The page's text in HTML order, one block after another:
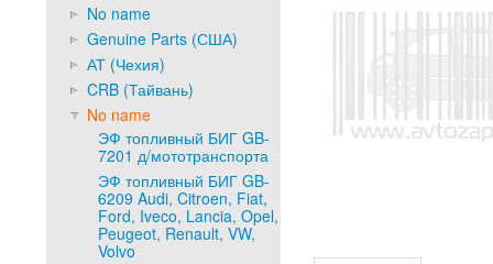
No name
Genuine Parts (США)
АТ (Чехия)
CRB (Тайвань)
No name
ЭФ топливный БИГ GB-
7201 д/мототранспорта
ЭФ топливный БИГ GB-
6209 Audi, Citroen, Fiat,
Ford, Iveco, Lancia, Opel,
Peugeot, Renault, VW,
Volvo